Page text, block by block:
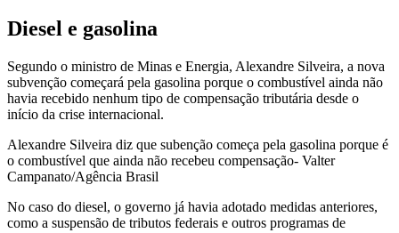
Diesel e gasolina
Segundo o ministro de Minas e Energia, Alexandre Silveira, a nova
subvenção começará pela gasolina porque o combustível ainda não
havia recebido nenhum tipo de compensação tributária desde o
início da crise internacional.
Alexandre Silveira diz que subenção começa pela gasolina porque é
o combustível que ainda não recebeu compensação- Valter
Campanato/Agência Brasil
No caso do diesel, o governo já havia adotado medidas anteriores,
como a suspensão de tributos federais e outros programas de